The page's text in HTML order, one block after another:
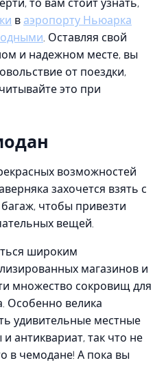
то вам стоит узнать,
в аэропорту Ньюарка
. Оставляя свой
и надежном месте, вы
от поездки,
это при
возможностей
захочется взять с
чтобы привезти
вещей.
широким
магазинов и
множество сокровищ для
Особенно велика
удивительные местные
антиквариат, так что не
в чемодане! А пока вы